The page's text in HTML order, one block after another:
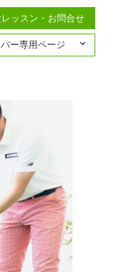
ー専用ページ
ッスン・お問合せ